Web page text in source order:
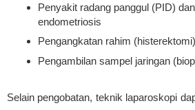
Penyakit radang panggul (PID)
endometriosis
Pengangkatan rahim (histerektomi)
Pengambilan sampel jaringan
Selain pengobatan, teknik laparoskopi